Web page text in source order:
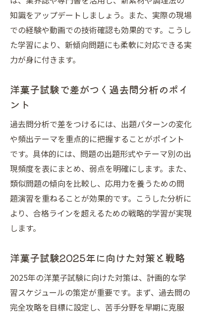
知識をアップデートしましょう。また、実際の現場
での経験や動画での技術確認も効果的です。こうし
た学習により、新傾向問題にも柔軟に対応できる実
力が身に付きます。
洋菓子試験で差がつく過去問分析のポイ
ント
過去問分析で差をつけるには、出題パターンの変化
や頻出テーマを重点的に把握することがポイント
です。具体的には、問題の出題形式やテーマ別の出
現頻度を表にまとめ、弱点を明確にします。また、
類似問題の傾向を比較し、応用力を養うための問
題演習を重ねることが効果的です。こうした分析に
より、合格ラインを超えるための戦略的学習が実現
します。
洋菓子試験2025年に向けた対策と戦略
2025年の洋菓子試験に向けた対策は、計画的な学
習スケジュールの策定が重要です。まず、過去問の
完全攻略を目標に設定し、苦手分野を早期に克服